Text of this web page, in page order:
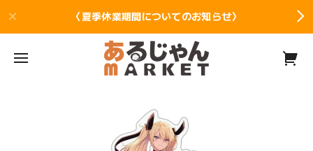
〈夏季休業期間についてのお知らせ〉